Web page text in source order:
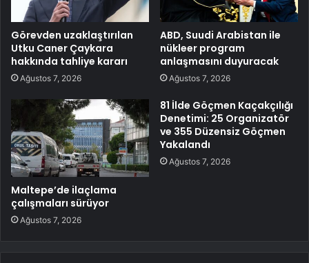
Görevden uzaklaştırılan
Utku Caner Çaykara
hakkında tahliye kararı
Ağustos 7, 2026
ABD, Suudi Arabistan ile
nükleer program
anlaşmasını duyuracak
Ağustos 7, 2026
Maltepe’de ilaçlama
çalışmaları sürüyor
Ağustos 7, 2026
81 İlde Göçmen Kaçakçılığı
Denetimi: 25 Organizatör
ve 355 Düzensiz Göçmen
Yakalandı
Ağustos 7, 2026